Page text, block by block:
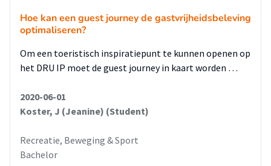
Hoe kan een guest journey de gastvrijheidsbeleving
optimaliseren?
Om een toeristisch inspiratiepunt te kunnen openen op
het DRU IP moet de guest journey in kaart worden …
2020-06-01
Koster, J (Jeanine) (Student)
Recreatie, Beweging & Sport
Bachelor